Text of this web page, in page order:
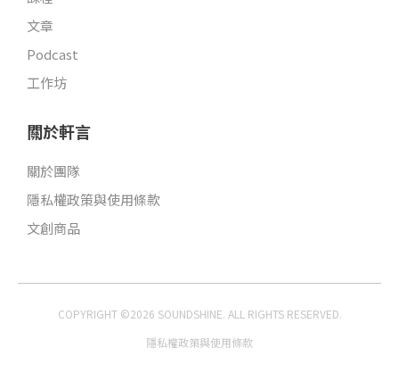
文章
Podcast
工作坊
關於軒言
關於團隊
隱私權政策與使用條款
文創商品
COPYRIGHT ©2026 SOUNDSHINE. ALL RIGHTS RESERVED.
隱私權政策與使用條款